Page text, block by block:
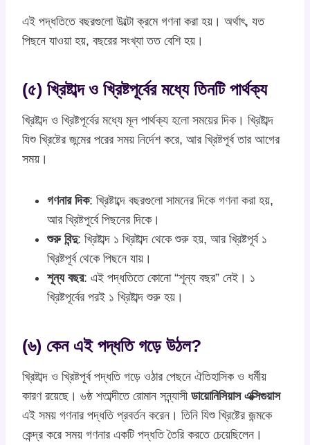
এই পদ্ধতিতে বছরগুলো উল্টো ক্রমে গণনা করা হয়। অর্থাৎ, যত
পিছনে যাওয়া হয়, বছরের সংখ্যা তত বেশি হয়।
(৫) খ্রিষ্টাব্দ ও খ্রিষ্টপূর্বের মধ্যে তিনটি পার্থক্য
খ্রিষ্টাব্দ ও খ্রিষ্টপূর্বের মধ্যে মূল পার্থক্য হলো সময়ের দিক। খ্রিষ্টাব্দ
যিশু খ্রিষ্টের জন্মের পরের সময় নির্দেশ করে, আর খ্রিষ্টপূর্ব তার আগের
সময়।
গণনার দিক: খ্রিষ্টাব্দে বছরগুলো সামনের দিকে গণনা করা হয়,
আর খ্রিষ্টপূর্বে পিছনের দিকে।
শুরু বিন্দু: খ্রিষ্টাব্দ ১ খ্রিষ্টাব্দ থেকে শুরু হয়, আর খ্রিষ্টপূর্ব ১
খ্রিষ্টপূর্ব থেকে পিছনে যায়।
শূন্য বছর: এই পদ্ধতিতে কোনো “শূন্য বছর” নেই। ১
খ্রিষ্টপূর্বের পরই ১ খ্রিষ্টাব্দ শুরু হয়।
(৬) কেন এই পদ্ধতি গড়ে উঠল?
খ্রিষ্টাব্দ ও খ্রিষ্টপূর্ব পদ্ধতি গড়ে ওঠার পেছনে ঐতিহাসিক ও ধর্মীয়
কারণ রয়েছে। ৬ষ্ঠ শতাব্দীতে রোমান সন্ন্যাসী ডায়োনিসিয়াস এক্সিগুয়াস
এই সময় গণনার পদ্ধতি প্রবর্তন করেন। তিনি যিশু খ্রিষ্টের জন্মকে
কেন্দ্র করে সময় গণনার একটি পদ্ধতি তৈরি করতে চেয়েছিলেন।